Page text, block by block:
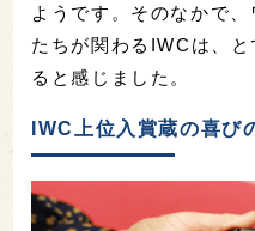
ようです。そのなかで
たちが関わるIWCは、
ると感じました。
IWC上位入賞蔵の喜び